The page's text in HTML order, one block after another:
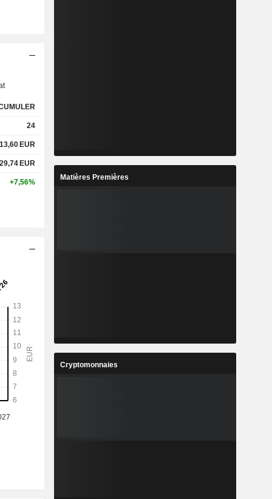
24
EUR
EUR
+7,56%
Matières Premières
Cryptomonnaies